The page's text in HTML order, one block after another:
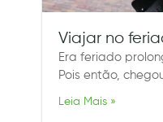
Viajar no
Era feriado
Pois então,
Leia Mais »